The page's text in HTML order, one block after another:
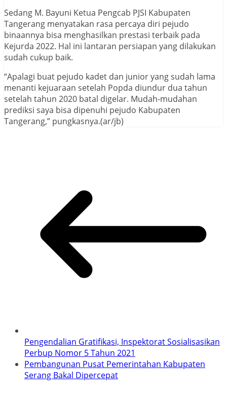
Sedang M. Bayuni Ketua Pengcab PJSI Kabupaten
Tangerang menyatakan rasa percaya diri pejudo
binaannya bisa menghasilkan prestasi terbaik pada
Kejurda 2022. Hal ini lantaran persiapan yang dilakukan
sudah cukup baik.
“Apalagi buat pejudo kadet dan junior yang sudah lama
menanti kejuaraan setelah Popda diundur dua tahun
setelah tahun 2020 batal digelar. Mudah-mudahan
prediksi saya bisa dipenuhi pejudo Kabupaten
Tangerang,” pungkasnya.(ar/jb)
Pengendalian Gratifikasi, Inspektorat Sosialisasikan
Perbup Nomor 5 Tahun 2021
Pembangunan Pusat Pemerintahan Kabupaten
Serang Bakal Dipercepat